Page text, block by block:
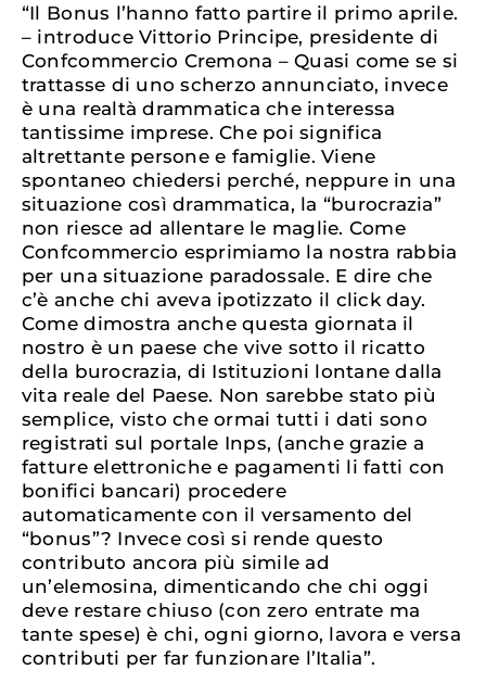
“Il Bonus l’hanno fatto partire il primo aprile.
– introduce Vittorio Principe, presidente di
Confcommercio Cremona – Quasi come se si
trattasse di uno scherzo annunciato, invece
è una realtà drammatica che interessa
tantissime imprese. Che poi significa
altrettante persone e famiglie. Viene
spontaneo chiedersi perché, neppure in una
situazione così drammatica, la “burocrazia”
non riesce ad allentare le maglie. Come
Confcommercio esprimiamo la nostra rabbia
per una situazione paradossale. E dire che
c’è anche chi aveva ipotizzato il click day.
Come dimostra anche questa giornata il
nostro è un paese che vive sotto il ricatto
della burocrazia, di Istituzioni lontane dalla
vita reale del Paese. Non sarebbe stato più
semplice, visto che ormai tutti i dati sono
registrati sul portale Inps, (anche grazie a
fatture elettroniche e pagamenti li fatti con
bonifici bancari) procedere
automaticamente con il versamento del
“bonus”? Invece così si rende questo
contributo ancora più simile ad
un’elemosina, dimenticando che chi oggi
deve restare chiuso (con zero entrate ma
tante spese) è chi, ogni giorno, lavora e versa
contributi per far funzionare l’Italia”.